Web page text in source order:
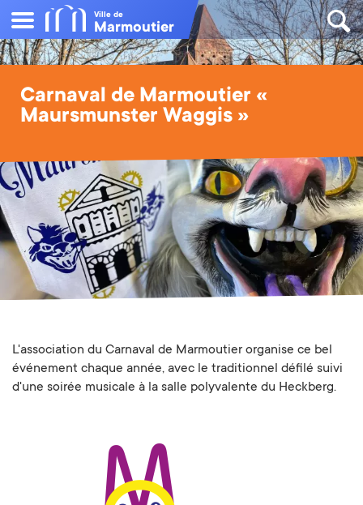
Ville de
Marmoutier
Carnaval de Marmoutier «
Maursmunster Waggis »
L'association du Carnaval de Marmoutier organise ce bel
événement chaque année, avec le traditionnel défilé suivi
d'une soirée musicale à la salle polyvalente du Heckberg.